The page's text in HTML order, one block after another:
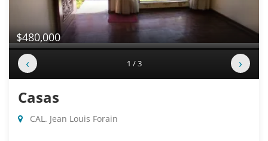
$480,000
‹ 1 / 3 ›
Casas
CAL. Jean Louis Forain